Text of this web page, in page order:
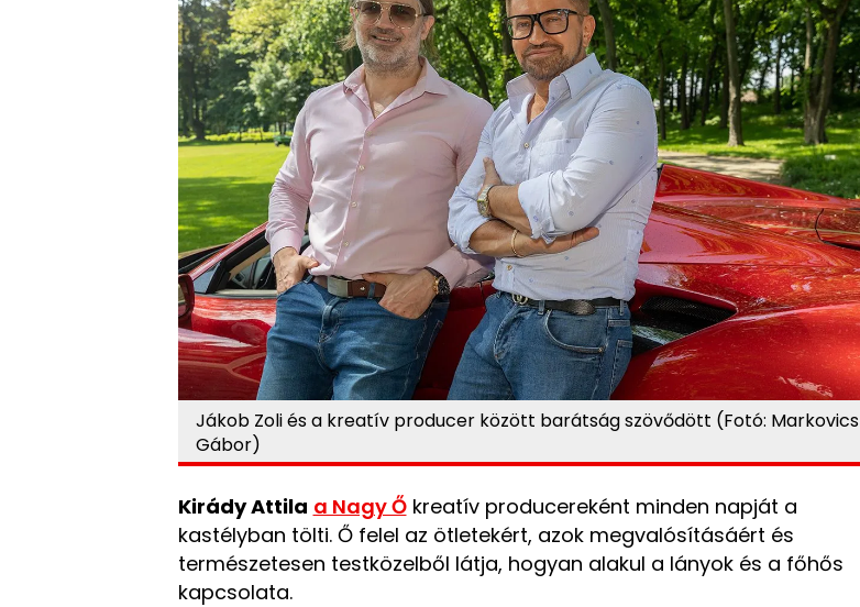
Jákob Zoli és a kreatív producer között barátság szövődött (Fotó: Markovics
Gábor)
Kirády Attila a Nagy Őkreatív producereként minden napját a
kastélyban tölti. Ő felel az ötletekért, azok megvalósításáért és
természetesen testközelből látja, hogyan alakul a lányok és a főhős
kapcsolata.